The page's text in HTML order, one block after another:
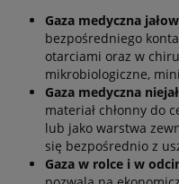
Gaza medyczna
bezpośredniego
otarciami oraz w
mikrobiologiczne,
Gaza medyczna
materiał chłonny do
lub jako warstwa
się bezpośrednio z
Gaza w rolce i w